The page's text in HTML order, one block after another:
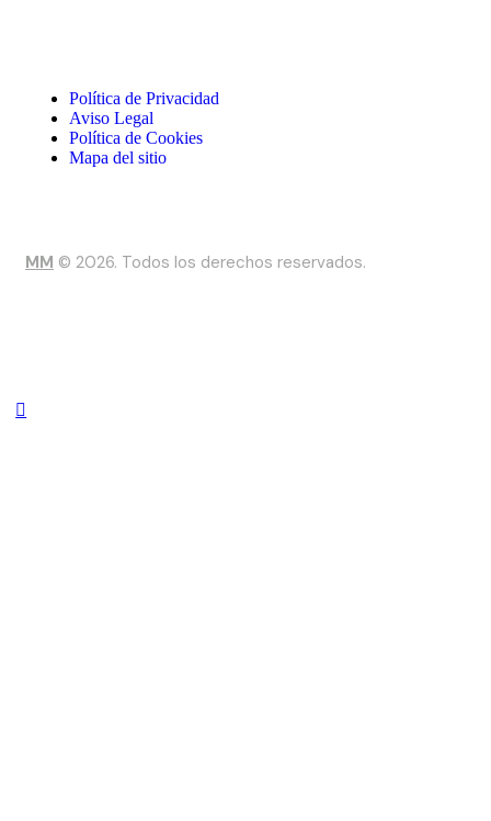
MM © 2026. Todos los derechos reservados.
Política de Privacidad
Aviso Legal
Política de Cookies
Mapa del sitio